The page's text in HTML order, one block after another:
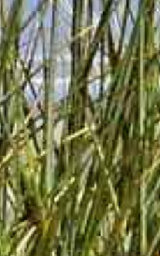
december 2026
W ma di wo do vr
49 1 2 3 4 5